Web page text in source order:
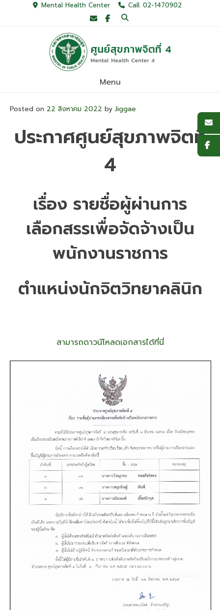
Mental Health Center Call. 02-1470902
Menu
Posted on 22 สิงหาคม 2022 by Jiggae
ประกาศศูนย์สุขภาพจิตที่
4
เรื่อง รายชื่อผู้ผ่านการ
เลือกสรรเพื่อจัดจ้างเป็น
พนักงานราชการ
ตำแหน่งนักจิตวิทยาคลินิก
สามารถดาวน์โหลดเอกสารได้ที่นี่